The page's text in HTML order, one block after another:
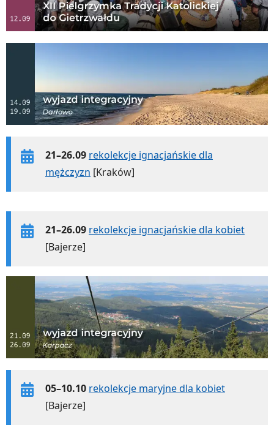
21–26.09 rekolekcje ignacjańskie dla
mężczyzn [Kraków]
21–26.09 rekolekcje ignacjańskie dla kobiet
[Bajerze]
05–10.10 rekolekcje maryjne dla kobiet
[Bajerze]